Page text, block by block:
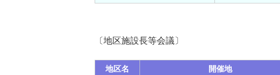
〔地区施設長等会議〕
地区名 開催地